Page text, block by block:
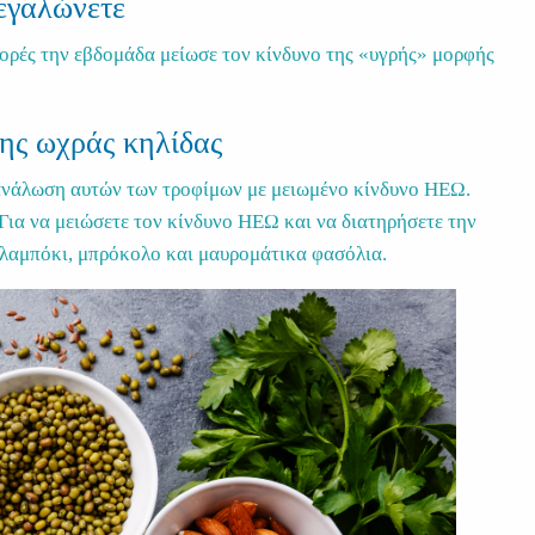
την εβδομάδα μείωσε τον κίνδυνο της «υγρής» μορφής
ωχράς κηλίδας
αυτών των τροφίμων με μειωμένο κίνδυνο ΗΕΩ.
να μειώσετε τον κίνδυνο ΗΕΩ και να διατηρήσετε την
μπρόκολο και μαυρομάτικα φασόλια.